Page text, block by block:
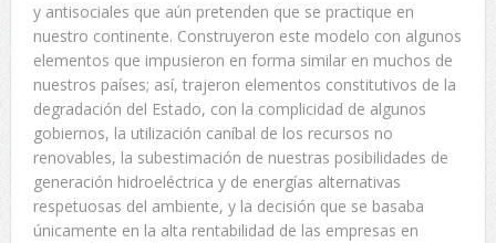
y antisociales que aún pretenden que se practique en
nuestro continente. Construyeron este modelo con algunos
elementos que impusieron en forma similar en muchos de
nuestros países; así, trajeron elementos constitutivos de la
degradación del Estado, con la complicidad de algunos
gobiernos, la utilización caníbal de los recursos no
renovables, la subestimación de nuestras posibilidades de
generación hidroeléctrica y de energías alternativas
respetuosas del ambiente, y la decisión que se basaba
únicamente en la alta rentabilidad de las empresas en